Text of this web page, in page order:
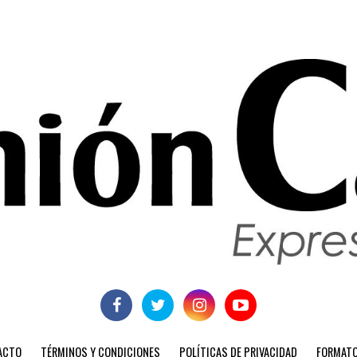
TÉRMINOS Y CONDICIONES POLÍTICAS DE PRIVACIDAD